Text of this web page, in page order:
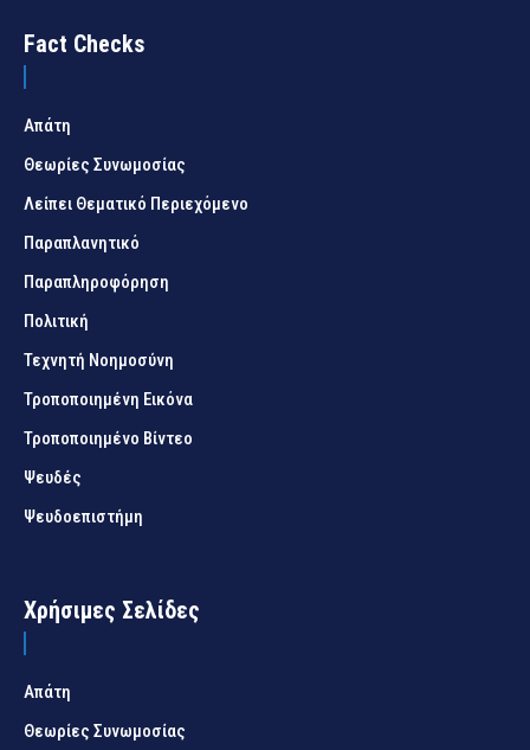
Fact Checks
Απάτη
Θεωρίες Συνωμοσίας
Λείπει Θεματικό Περιεχόμενο
Παραπλανητικό
Παραπληροφόρηση
Πολιτική
Τεχνητή Νοημοσύνη
Τροποποιημένη Εικόνα
Τροποποιημένο Βίντεο
Ψευδές
Ψευδοεπιστήμη
Χρήσιμες Σελίδες
Απάτη
Θεωρίες Συνωμοσίας